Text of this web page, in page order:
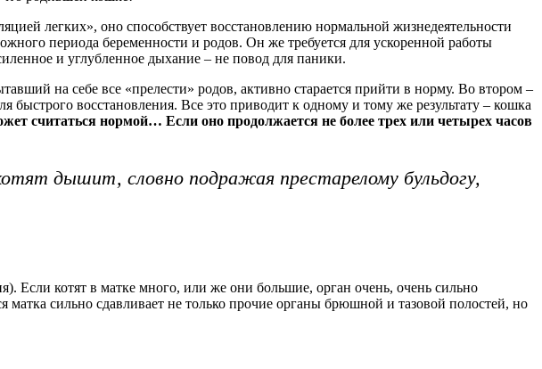
легких», оно способствует восстановлению нормальной жизнедеятельности
периода беременности и родов. Он же требуется для ускоренной работы
и углубленное дыхание – не повод для паники.
на себе все «прелести» родов, активно старается прийти в норму. Во втором –
восстановления. Все это приводит к одному и тому же результату – кошка
считаться нормой… Если оно продолжается не более трех или четырех часов
дышит, словно подражая престарелому бульдогу,
Если котят в матке много, или же они большие, орган очень, очень сильно
матка сильно сдавливает не только прочие органы брюшной и тазовой полостей, но